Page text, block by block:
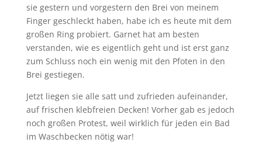
sie gestern und vorgestern den Brei von meinem
Finger geschleckt haben, habe ich es heute mit dem
großen Ring probiert. Garnet hat am besten
verstanden, wie es eigentlich geht und ist erst ganz
zum Schluss noch ein wenig mit den Pfoten in den
Brei gestiegen.
Jetzt liegen sie alle satt und zufrieden aufeinander,
auf frischen klebfreien Decken! Vorher gab es jedoch
noch großen Protest, weil wirklich für jeden ein Bad
im Waschbecken nötig war!